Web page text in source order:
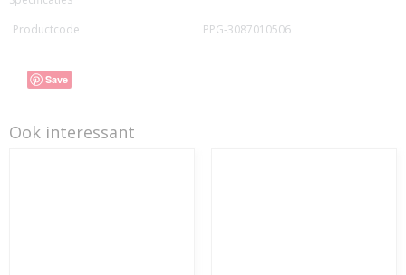
Productcode
PPG-3087010506
Save
Ook interessant